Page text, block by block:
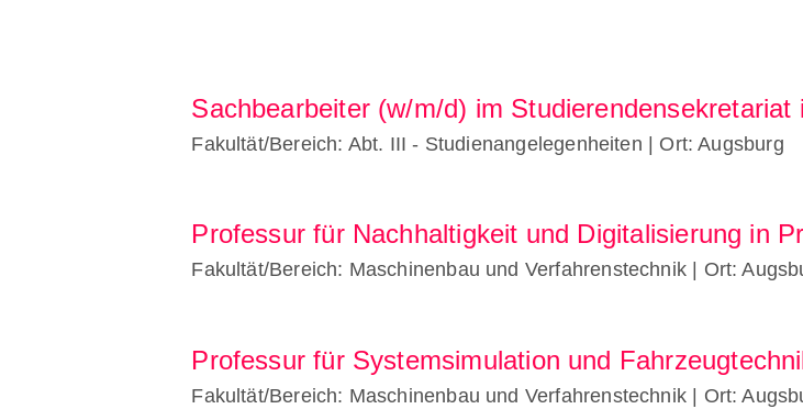
Sachbearbeiter (w/m/d) im
Fakultät/Bereich: Abt. III - Studienangelegenheiten | Ort: Augsburg
Professur für Nachhaltigkeit und Digitalisierung in
Fakultät/Bereich: Maschinenbau und Verfahrenstechnik | Ort:
Professur für Systemsimulation und
Fakultät/Bereich: Maschinenbau und Verfahrenstechnik | Ort: